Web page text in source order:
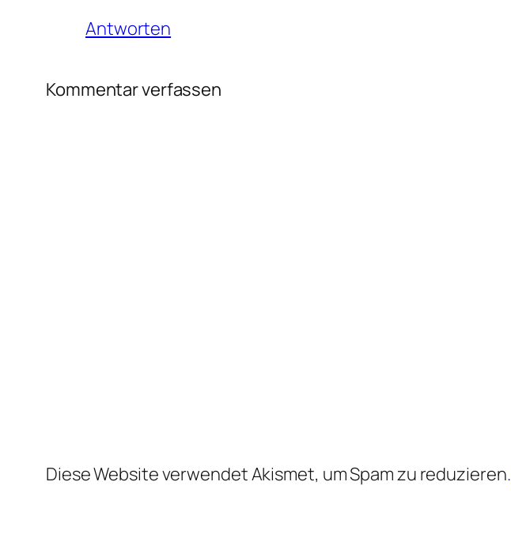
Antworten
Kommentar verfassen
Diese Website verwendet Akismet, um Spam zu reduzieren.